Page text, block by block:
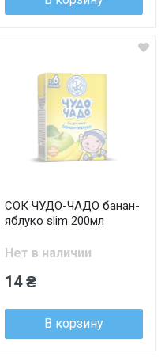
СОК ЧУДО-ЧАДО банан-
яблуко slim 200мл
Нет в наличии
14 ₴
В корзину